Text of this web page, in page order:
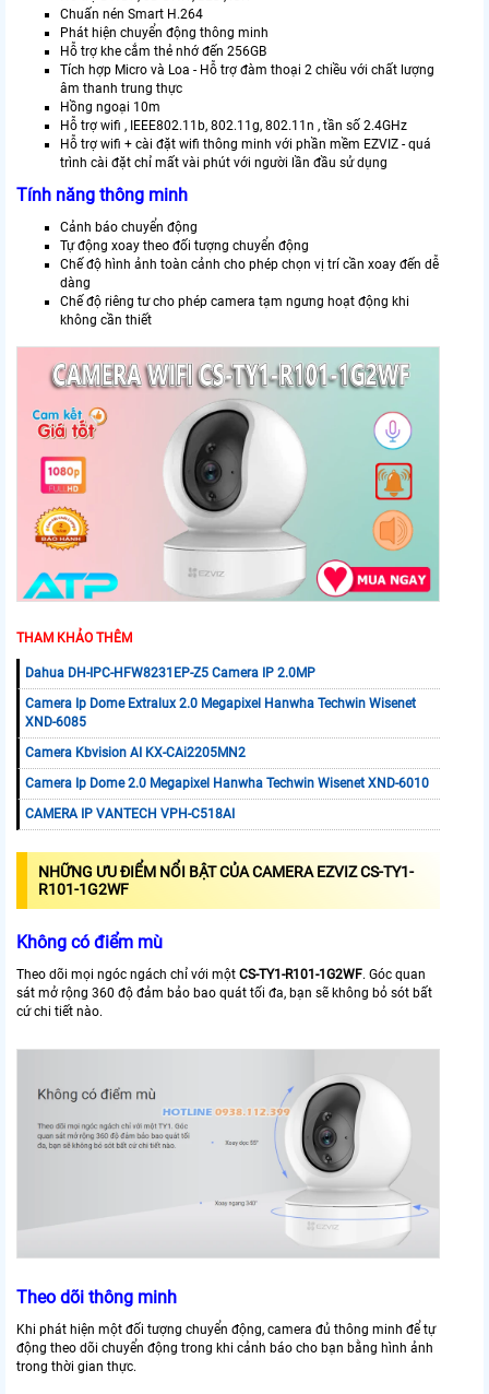
Chuấn nén Smart H.264
Phát hiện chuyển động thông minh
Hỗ trợ khe cắm thẻ nhớ đến 256GB
Tích hợp Micro và Loa - Hỗ trợ đàm thoại 2 chiều với chất lượng
âm thanh trung thực
Hồng ngoại 10m
Hỗ trợ wifi , IEEE802.11b, 802.11g, 802.11n , tần số 2.4GHz
Hỗ trợ wifi + cài đặt wifi thông minh với phần mềm EZVIZ - quá
trình cài đặt chỉ mất vài phút với người lần đầu sử dụng
Tính năng thông minh
Cảnh báo chuyển động
Tự động xoay theo đối tượng chuyển động
Chế độ hình ảnh toàn cảnh cho phép chọn vị trí cần xoay đến dễ
dàng
Chế độ riêng tư cho phép camera tạm ngưng hoạt động khi
không cần thiết
THAM KHẢO THÊM
Dahua DH-IPC-HFW8231EP-Z5 Camera IP 2.0MP
Camera Ip Dome Extralux 2.0 Megapixel Hanwha Techwin Wisenet
XND-6085
Camera Kbvision AI KX-CAi2205MN2
Camera Ip Dome 2.0 Megapixel Hanwha Techwin Wisenet XND-6010
CAMERA IP VANTECH VPH-C518AI
NHỮNG ƯU ĐIỂM NỔI BẬT CỦA CAMERA EZVIZ CS-TY1-
R101-1G2WF
Không có điểm mù
Theo dõi mọi ngóc ngách chỉ với một CS-TY1-R101-1G2WF. Góc quan
sát mở rộng 360 độ đảm bảo bao quát tối đa, bạn sẽ không bỏ sót bất
cứ chi tiết nào.
Theo dõi thông minh
Khi phát hiện một đối tượng chuyển động, camera đủ thông minh để tự
động theo dõi chuyển động trong khi cảnh báo cho bạn bằng hình ảnh
trong thời gian thực.